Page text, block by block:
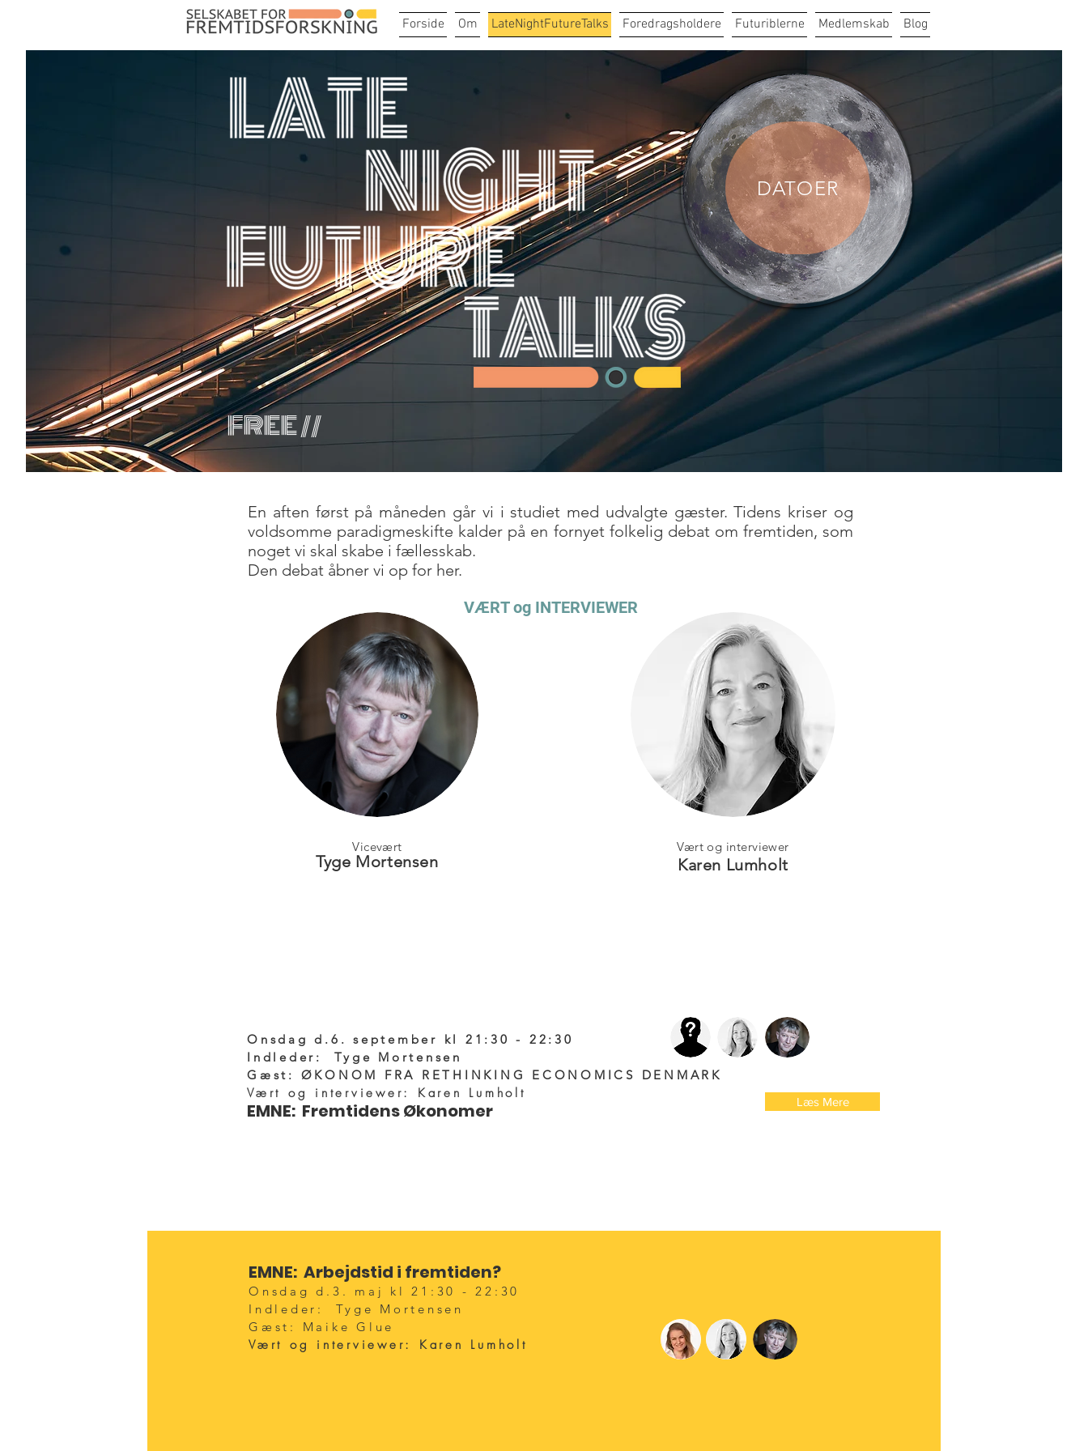
Forside Om LateNightFutureTalks Foredragsholdere Futuriblerne Medlemskab Blog
DATOER
FREE //
En aften først på måneden går vi i studiet med udvalgte gæster. Tidens kriser og
voldsomme paradigmeskifte kalder på en fornyet folkelig debat om fremtiden, som
noget vi skal skabe i fællesskab.
Den debat åbner vi op for her.
VÆRT og INTERVIEWER
Vicevært
Tyge Mortensen
Vært og interviewer
Karen Lumholt
Onsdag d.6. september kl 21:30 - 22:30
Indleder: Tyge Mortensen
Gæst: ØKONOM FRA RETHINKING ECONOMICS DENMARK
Vært og interviewer: Karen Lumholt
EMNE: Fremtidens Økonomer Læs Mere
EMNE: Arbejdstid i fremtiden?
Onsdag d.3. maj kl 21:30 - 22:30
Indleder: Tyge Mortensen
Gæst : Maike Glue
Vært og interviewer: Karen Lumholt